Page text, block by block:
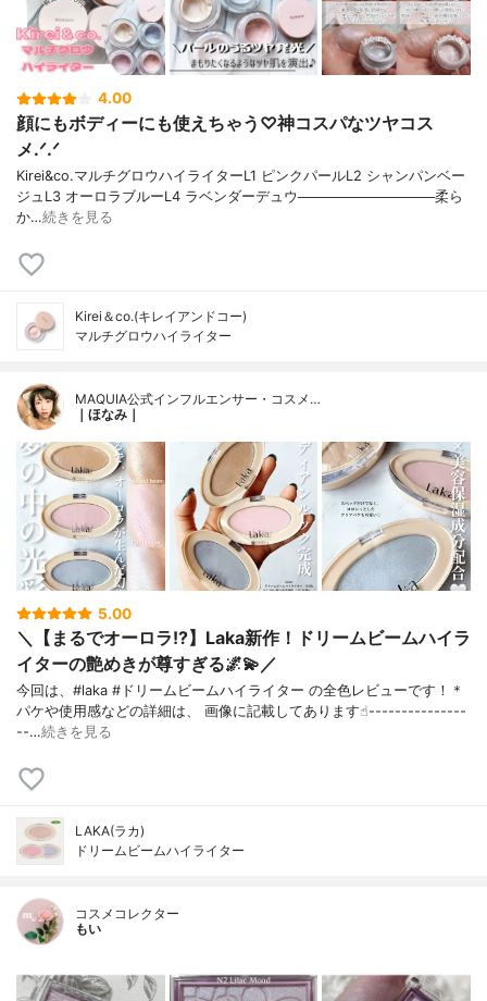
4.00
顔にもボディーにも使えちゃう♡神コスパなツヤコス
メ.ᐟ.ᐟ
Kirei&co.マルチグロウハイライターL1 ピンクパールL2 シャンパンベー
ジュL3 オーロラブルーL4 ラベンダーデュウ──────────────柔ら
か…続きを見る
Kirei＆co.(キレイアンドコー)
マルチグロウハイライター
MAQUIA公式インフルエンサー・コスメ…
｜ほなみ｜
5.00
＼【まるでオーロラ!?】Laka新作！ドリームビームハイラ
イターの艶めきが尊すぎる🌌💫／
今回は、#laka #ドリームビームハイライター の全色レビューです！＊
パケや使用感などの詳細は、 画像に記載してあります☝︎---------------
--…続きを見る
LAKA(ラカ)
ドリームビームハイライター
コスメコレクター
もい